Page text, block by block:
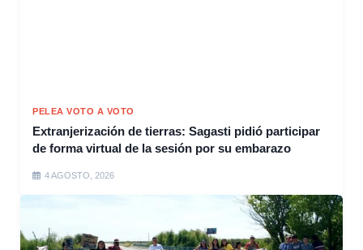
PELEA VOTO A VOTO
Extranjerización de tierras: Sagasti pidió participar
de forma virtual de la sesión por su embarazo
4 AGOSTO, 2026